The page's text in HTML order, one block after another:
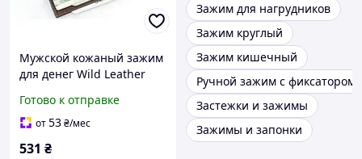
Мужской кожаный зажим
для денег Wild Leather
Готово к отправке
от53₴/мес
531 ₴
Зажим для нагрудников
Зажим круглый
Зажим кишечный
Ручной зажим с фиксатором
Застежки и зажимы
Зажимы и запонки